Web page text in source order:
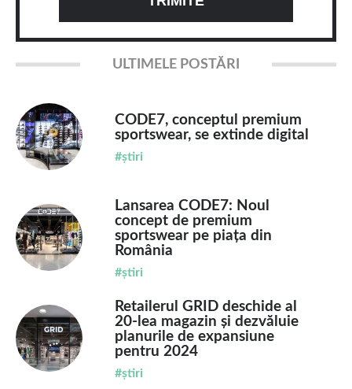
ULTIMELE POSTĂRI
CODE7, conceptul premium
sportswear, se extinde digital
#știri
Lansarea CODE7: Noul
concept de premium
sportswear pe piața din
România
#știri
Retailerul GRID deschide al
20-lea magazin și dezvăluie
planurile de expansiune
pentru 2024
#știri